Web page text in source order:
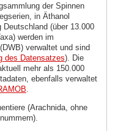
der Spinnen
in Äthanol
(über 13.000
werden im
verwaltet und sind
des Datensatzes). Die
mehr als 150.000
ebenfalls verwaltet
.
(Arachnida, ohne